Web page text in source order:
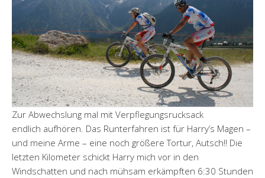
Zur Abwechslung mal mit Verpflegungsrucksack
endlich aufhören. Das Runterfahren ist für Harry’s Magen –
und meine Arme – eine noch größere Tortur, Autsch!! Die
letzten Kilometer schickt Harry mich vor in den
Windschatten und nach mühsam erkämpften 6:30 Stunden